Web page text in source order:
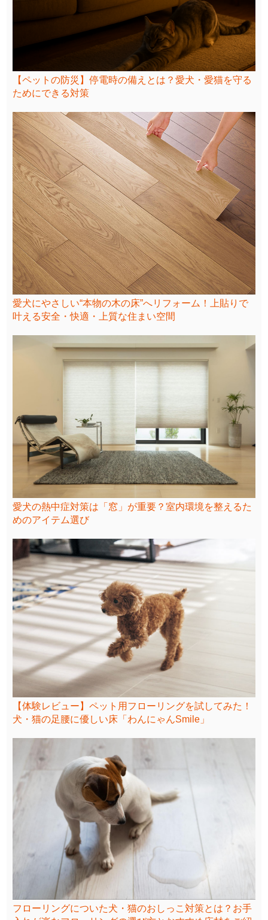
【ペットの防災】停電時の備えとは？愛犬・愛猫を守る
ためにできる対策
愛犬にやさしい“本物の木の床”へリフォーム！上貼りで
叶える安全・快適・上質な住まい空間
愛犬の熱中症対策は「窓」が重要？室内環境を整えるた
めのアイテム選び
【体験レビュー】ペット用フローリングを試してみた！
犬・猫の足腰に優しい床「わんにゃんSmile」
フローリングについた犬・猫のおしっこ対策とは？お手